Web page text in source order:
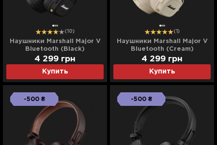
(10)
Наушники Marshall Major V
Bluetooth (Black)
Купить
4 299 грн
(1)
Наушники Marshall Major V
Bluetooth (Cream)
Купить
4 299 грн
-500 ₴ -500 ₴